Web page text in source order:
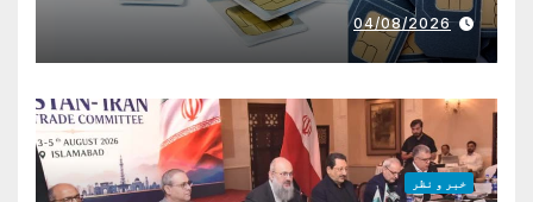
04/08/2026
خبر و نظر